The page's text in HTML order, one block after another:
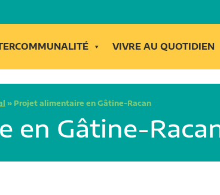
VIVRE AU QUOTIDIEN
» Projet alimentaire en Gâtine-Racan
en Gâtine-